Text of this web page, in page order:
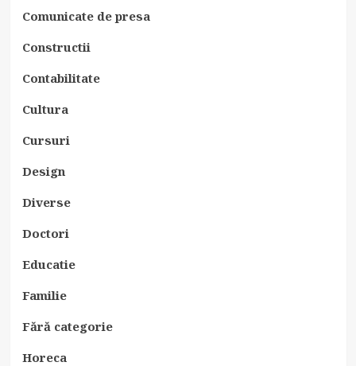
Comunicate de presa
Constructii
Contabilitate
Cultura
Cursuri
Design
Diverse
Doctori
Educatie
Familie
Fără categorie
Horeca